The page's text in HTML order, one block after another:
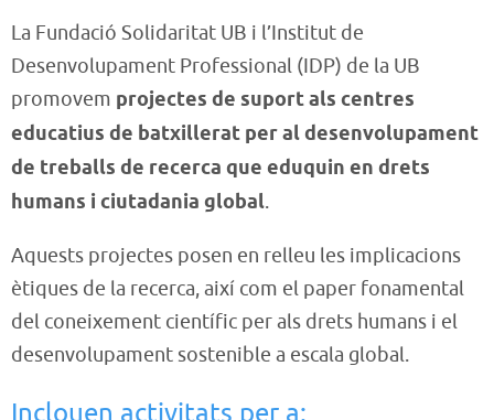
La Fundació Solidaritat UB i l’Institut de
Desenvolupament Professional (IDP) de la UB
promovem projectes de suport als centres
educatius de batxillerat per al desenvolupament
de treballs de recerca que eduquin en drets
humans i ciutadania global.
Aquests projectes posen en relleu les implicacions
ètiques de la recerca, així com el paper fonamental
del coneixement científic per als drets humans i el
desenvolupament sostenible a escala global.
Inclouen activitats per a: